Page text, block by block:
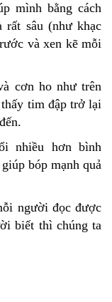
mình bằng cách
rất sâu (như khạc
và xen kẽ mỗi
cơn ho như trên
tim đập trở lại
nhiều hơn bình
bóp mạnh quả
người đọc được
biết thì chúng ta